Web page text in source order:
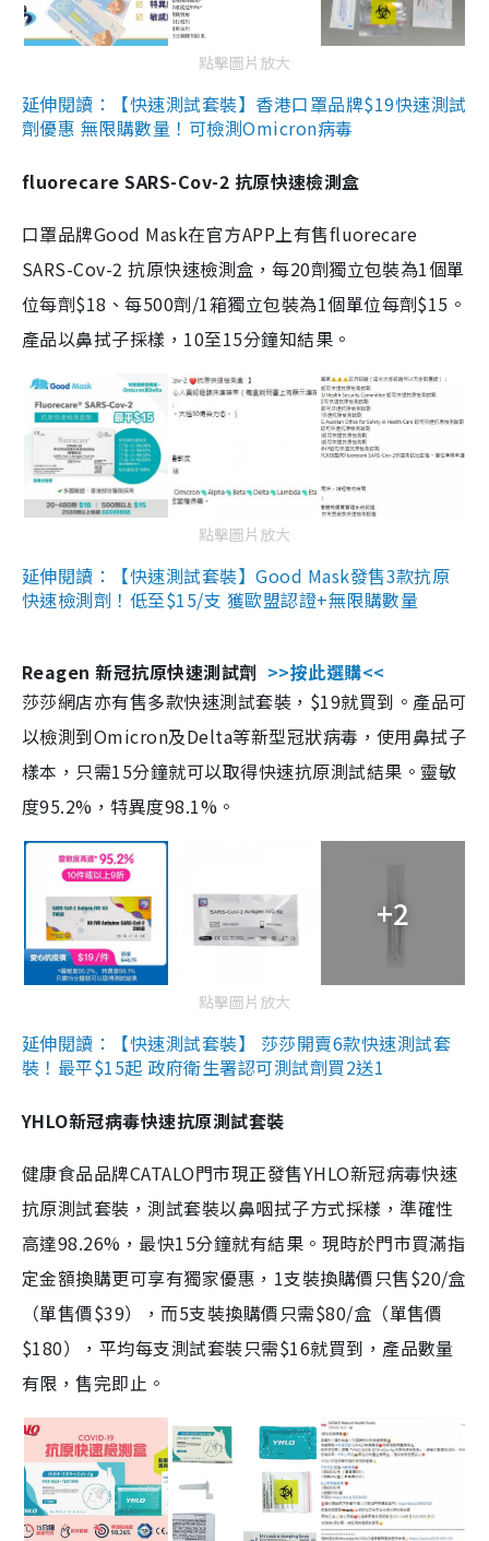
點擊圖片放大
延伸閱讀：【快速測試套裝】香港口罩品牌$19快速測試
劑優惠 無限購數量！可檢測Omicron病毒
fluorecare SARS-Cov-2 抗原快速檢測盒
口罩品牌Good Mask在官方APP上有售fluorecare
SARS-Cov-2 抗原快速檢測盒，每20劑獨立包裝為1個單
位每劑$18、每500劑/1箱獨立包裝為1個單位每劑$15。
產品以鼻拭子採樣，10至15分鐘知結果。
點擊圖片放大
延伸閱讀：【快速測試套裝】Good Mask發售3款抗原
快速檢測劑！低至$15/支 獲歐盟認證+無限購數量
Reagen 新冠抗原快速測試劑 >>按此選購<<
莎莎網店亦有售多款快速測試套裝，$19就買到。產品可
以檢測到Omicron及Delta等新型冠狀病毒，使用鼻拭子
樣本，只需15分鐘就可以取得快速抗原測試結果。靈敏
度95.2%，特異度98.1%。
+2
點擊圖片放大
延伸閱讀：【快速測試套裝】 莎莎開賣6款快速測試套
裝！最平$15起 政府衛生署認可測試劑買2送1
YHLO新冠病毒快速抗原測試套裝
健康食品品牌CATALO門市現正發售YHLO新冠病毒快速
抗原測試套裝，測試套裝以鼻咽拭子方式採樣，準確性
高達98.26%，最快15分鐘就有結果。現時於門市買滿指
定金額換購更可享有獨家優惠，1支裝換購價只售$20/盒
（單售價$39），而5支裝換購價只需$80/盒（單售價
$180），平均每支測試套裝只需$16就買到，產品數量
有限，售完即止。